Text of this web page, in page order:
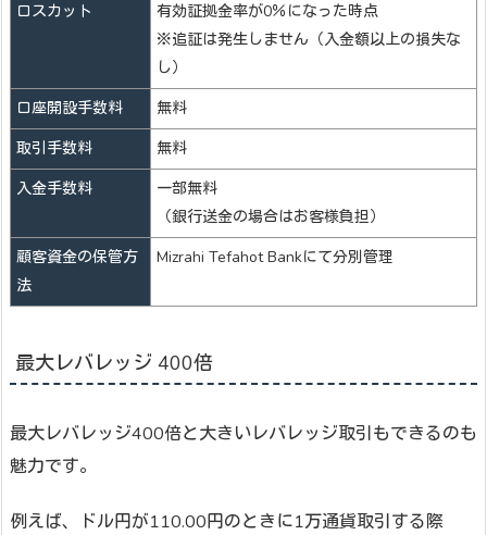
ロスカット
有効証拠金率が0％になった時点
※追証は発生しません（入金額以上の損失な
し）
口座開設手数料
無料
取引手数料
無料
入金手数料
一部無料
（銀行送金の場合はお客様負担）
顧客資金の保管方
法
Mizrahi Tefahot Bankにて分別管理
最大レバレッジ 400倍
最大レバレッジ400倍と大きいレバレッジ取引もできるのも
魅力です。
例えば、ドル円が110.00円のときに1万通貨取引する際